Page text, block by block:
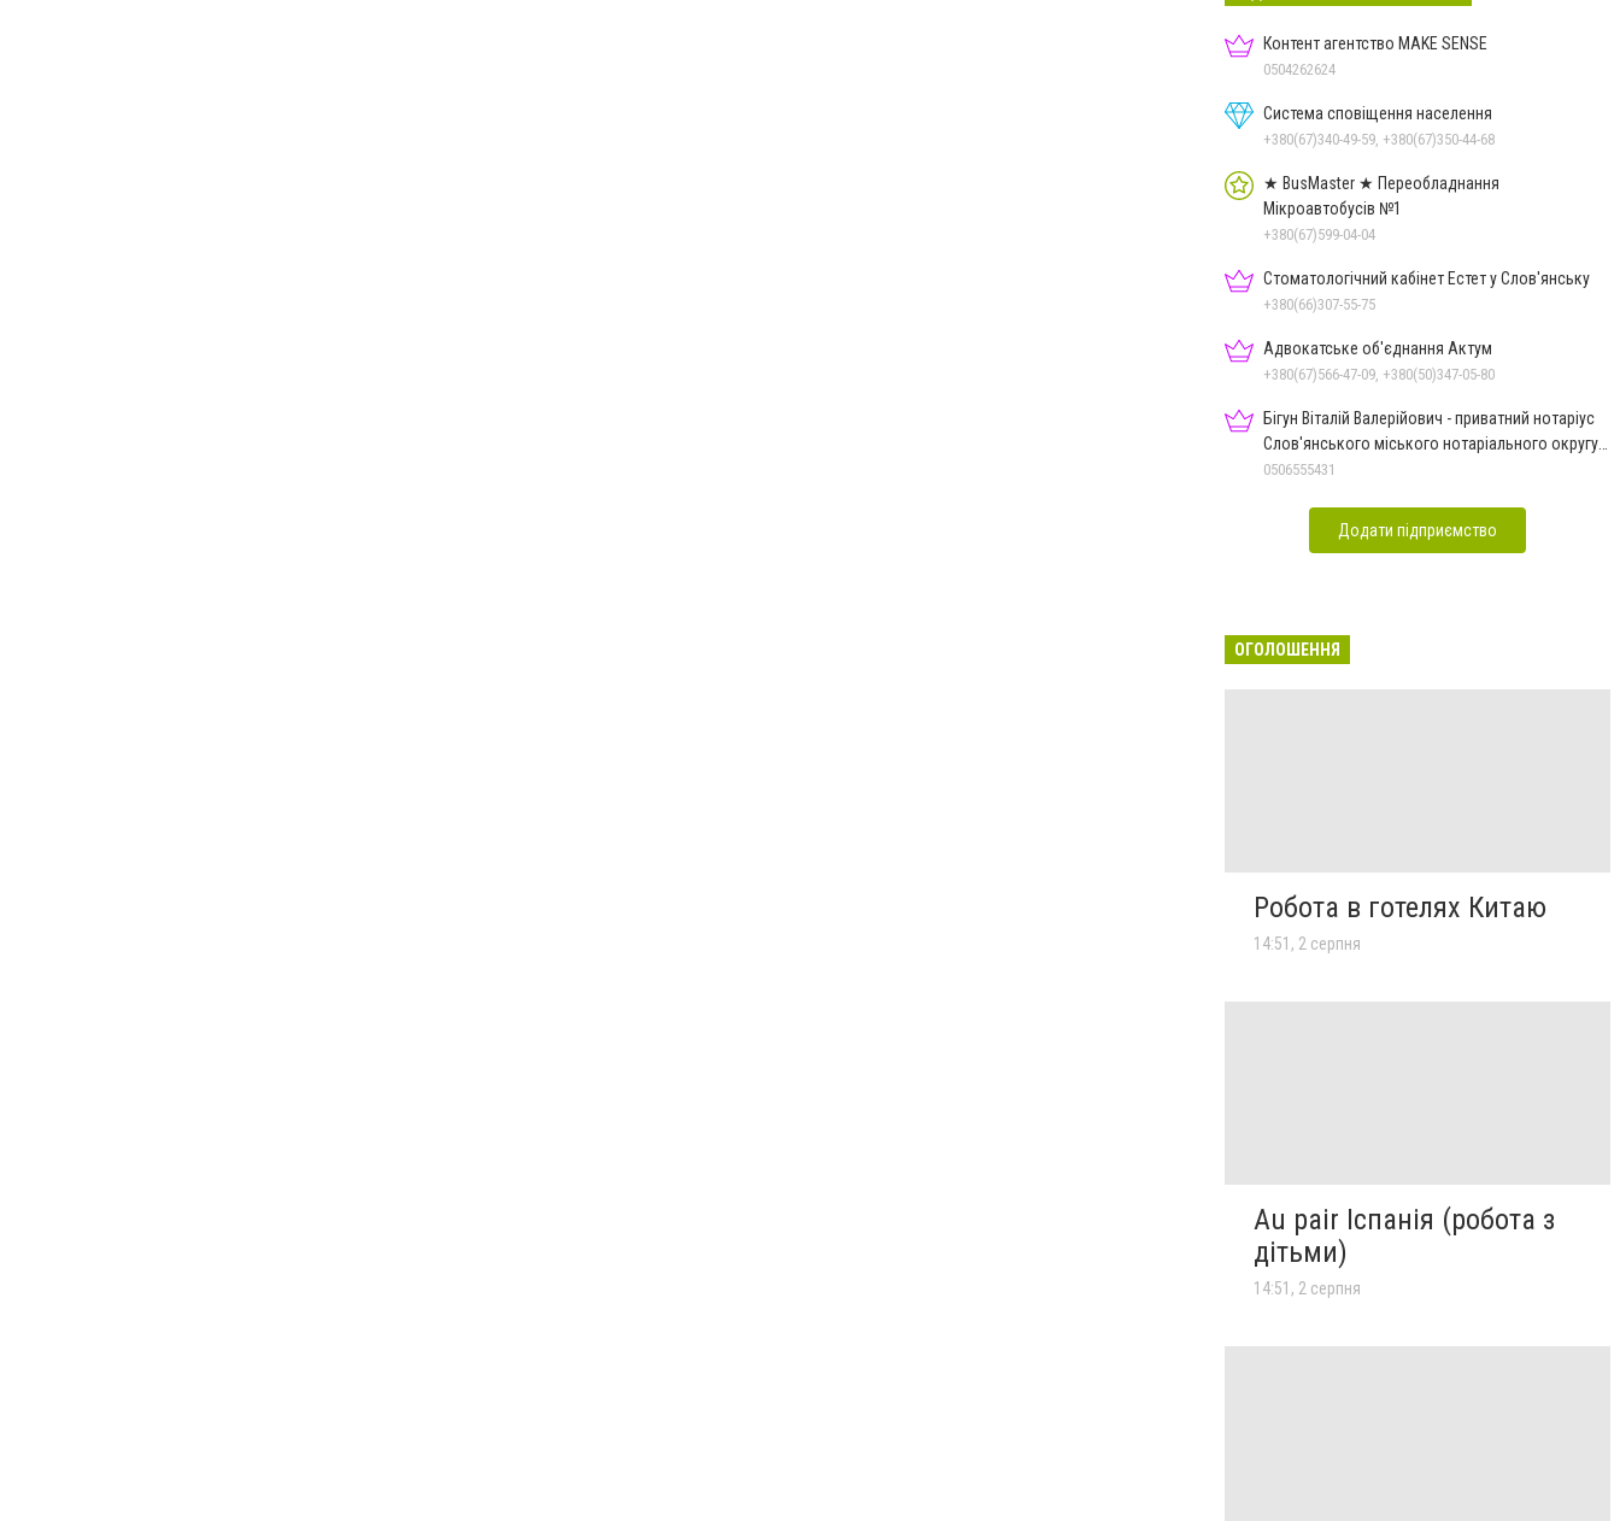
Контент агентство MAKE SENSE
0504262624
Система сповіщення населення
+380(67)340-49-59, +380(67)350-44-68
★ BusMaster ★ Переобладнання
Мікроавтобусів №1
+380(67)599-04-04
Стоматологічний кабінет Естет у Слов'янську
+380(66)307-55-75
Адвокатське об'єднання Актум
+380(67)566-47-09, +380(50)347-05-80
Бігун Віталій Валерійович - приватний нотаріус
Слов'янського міського нотаріального округу
Дон.обл.
0506555431
Додати підприємство
ОГОЛОШЕННЯ
Робота в готелях Китаю
14:51, 2 серпня
Au pair Іспанія (робота з
дітьми)
14:51, 2 серпня